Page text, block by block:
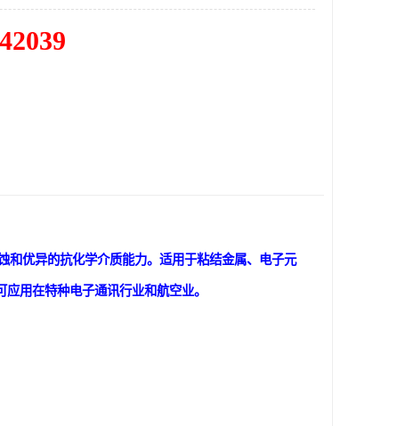
和优异的抗化学介质能力。适用于粘结金属、电子元
用在特种电子通讯行业和航空业。